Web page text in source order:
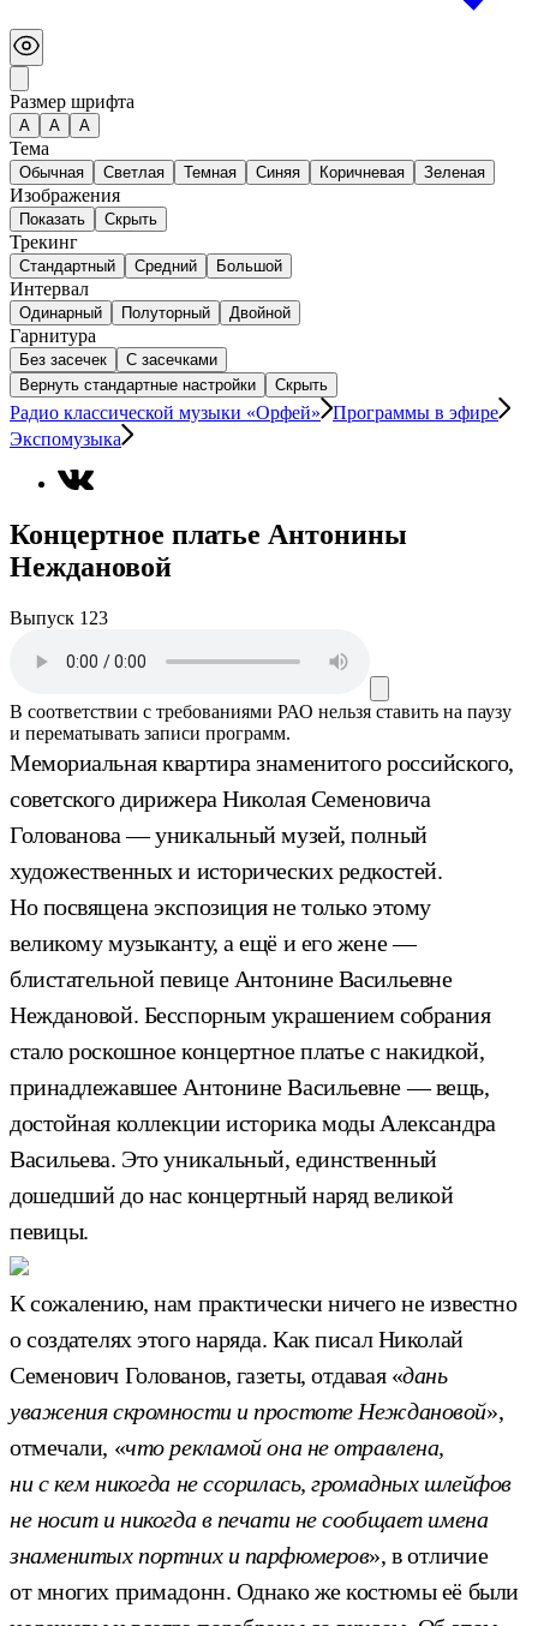
Размер шрифта
А A A
Тема
Обычная Светлая Темная Синяя Коричневая Зеленая
Изображения
Показать Скрыть
Трекинг
Стандартный Средний Большой
Интервал
Одинарный Полуторный Двойной
Гарнитура
Без засечек
С засечками
Вернуть стандартные настройки
Скрыть
Радио классической музыки «Орфей»
Программы в эфире
Экспомузыка
Концертное платье Антонины
Неждановой
Выпуск 123
В соответствии с требованиями РАО нельзя ставить на паузу
и перематывать записи программ.
Мемориальная квартира знаменитого российского,
советского дирижера Николая Семеновича
Голованова — уникальный музей, полный
художественных и исторических редкостей.
Но посвящена экспозиция не только этому
великому музыканту, а ещё и его жене —
блистательной певице Антонине Васильевне
Неждановой. Бесспорным украшением собрания
стало роскошное концертное платье с накидкой,
принадлежавшее Антонине Васильевне — вещь,
достойная коллекции историка моды Александра
Васильева. Это уникальный, единственный
дошедший до нас концертный наряд великой
певицы.
К сожалению, нам практически ничего не известно
о создателях этого наряда. Как писал Николай
Семенович Голованов, газеты, отдавая «дань
уважения скромности и простоте Неждановой»,
отмечали, «что рекламой она не отравлена,
ни с кем никогда не ссорилась, громадных шлейфов
не носит и никогда в печати не сообщает имена
знаменитых портних и парфюмеров», в отличие
от многих примадонн. Однако же костюмы её были